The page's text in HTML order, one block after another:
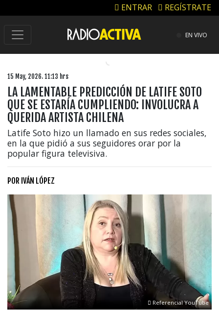
ENTRAR REGÍSTRATE
EN VIVO
15 May, 2026. 11:13 hrs
LA LAMENTABLE PREDICCIÓN DE LATIFE SOTO
QUE SE ESTARÍA CUMPLIENDO: INVOLUCRA A
QUERIDA ARTISTA CHILENA
Latife Soto hizo un llamado en sus redes sociales,
en la que pidió a sus seguidores orar por la
popular figura televisiva.
POR IVÁN LÓPEZ
Referencial YouTube